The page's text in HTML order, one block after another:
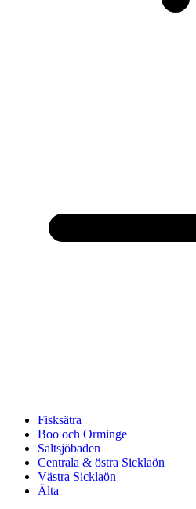
Fisksätra
Boo och Orminge
Saltsjöbaden
Centrala & östra Sicklaön
Västra Sicklaön
Älta